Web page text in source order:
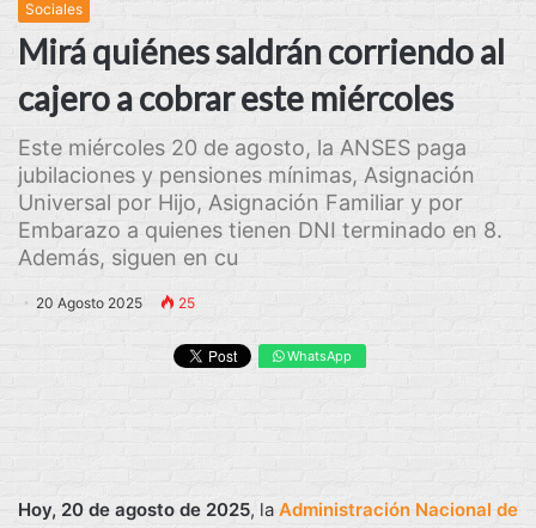
Sociales
Mirá quiénes saldrán corriendo al
cajero a cobrar este miércoles
Este miércoles 20 de agosto, la ANSES paga
jubilaciones y pensiones mínimas, Asignación
Universal por Hijo, Asignación Familiar y por
Embarazo a quienes tienen DNI terminado en 8.
Además, siguen en cu
20 Agosto 2025 25
WhatsApp
Hoy, 20 de agosto de 2025, la Administración Nacional de